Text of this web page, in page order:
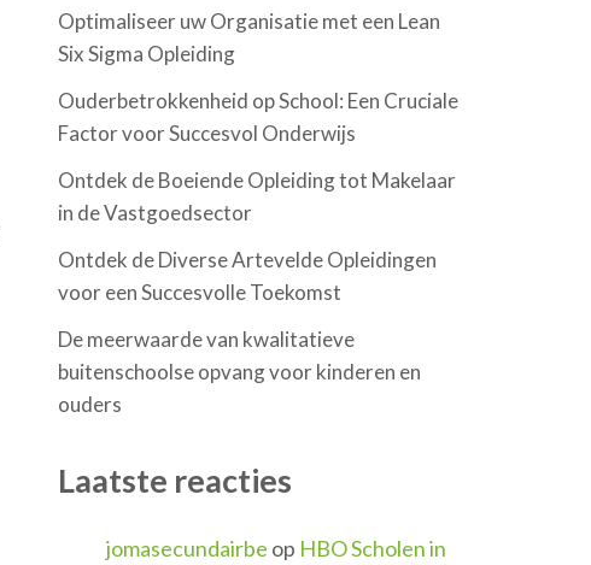
Optimaliseer uw Organisatie met een Lean
Six Sigma Opleiding
Ouderbetrokkenheid op School: Een Cruciale
Factor voor Succesvol Onderwijs
Ontdek de Boeiende Opleiding tot Makelaar
in de Vastgoedsector
Ontdek de Diverse Artevelde Opleidingen
voor een Succesvolle Toekomst
De meerwaarde van kwalitatieve
buitenschoolse opvang voor kinderen en
ouders
Laatste reacties
jomasecundairbe op HBO Scholen in